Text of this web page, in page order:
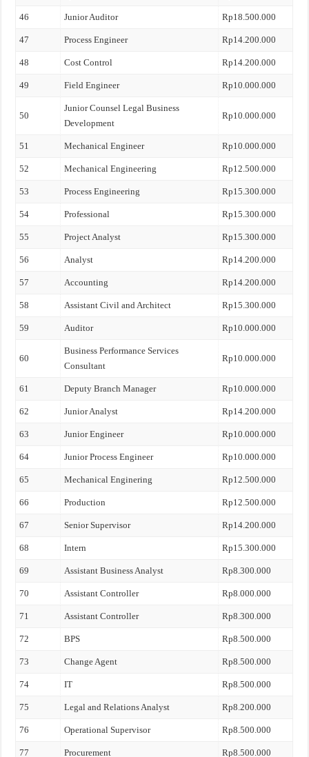
46 Junior Auditor Rp18.500.000
47 Process Engineer Rp14.200.000
48 Cost Control Rp14.200.000
49 Field Engineer Rp10.000.000
50
Junior Counsel Legal Business
Development
Rp10.000.000
51 Mechanical Engineer Rp10.000.000
52 Mechanical Engineering Rp12.500.000
53 Process Engineering Rp15.300.000
54 Professional Rp15.300.000
55 Project Analyst Rp15.300.000
56 Analyst Rp14.200.000
57 Accounting Rp14.200.000
58 Assistant Civil and Architect Rp15.300.000
59 Auditor Rp10.000.000
60
Business Performance Services
Consultant
Rp10.000.000
61 Deputy Branch Manager Rp10.000.000
62 Junior Analyst Rp14.200.000
63 Junior Engineer Rp10.000.000
64 Junior Process Engineer Rp10.000.000
65 Mechanical Enginering Rp12.500.000
66 Production Rp12.500.000
67 Senior Supervisor Rp14.200.000
68 Intern Rp15.300.000
69 Assistant Business Analyst Rp8.300.000
70 Assistant Controller Rp8.000.000
71 Assistant Controller Rp8.300.000
72 BPS Rp8.500.000
73 Change Agent Rp8.500.000
74 IT Rp8.500.000
75 Legal and Relations Analyst Rp8.200.000
76 Operational Supervisor Rp8.500.000
77 Procurement Rp8.500.000